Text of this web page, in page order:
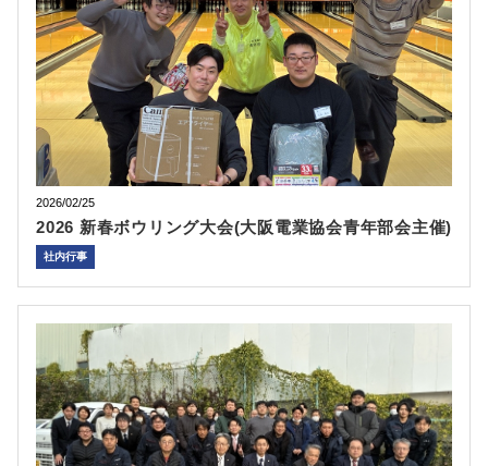
2026/02/25
2026 新春ボウリング大会(大阪電業協会青年部会主催)
社内行事